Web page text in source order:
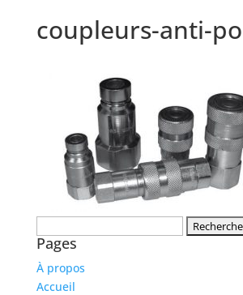
coupleurs-anti-
Pages
À propos
Accueil